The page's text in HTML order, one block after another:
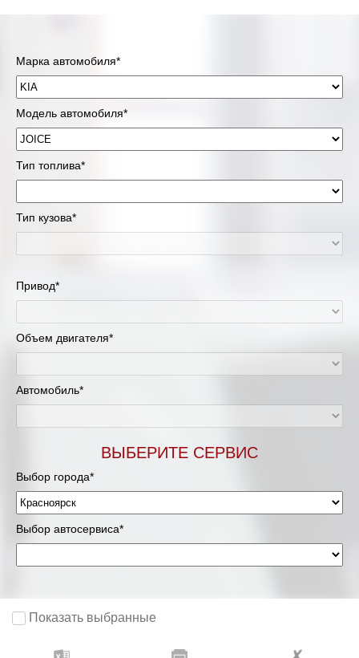
Марка автомобиля*
Модель автомобиля*
Тип топлива*
Тип кузова*
Привод*
Объем двигателя*
Автомобиль*
ВЫБЕРИТЕ СЕРВИС
Выбор города*
Выбор автосервиса*
Показать выбранные